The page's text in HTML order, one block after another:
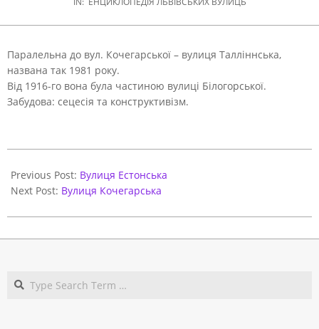
Паралельна до вул. Кочегарської – вулиця Талліннська,
названа так 1981 року.
Від 1916-го вона була частиною вулиці Білогорської.
Забудова: сецесія та конструктивізм.
05-
31
Previous Post: Вулиця Естонська
Next Post: Вулиця Кочегарська